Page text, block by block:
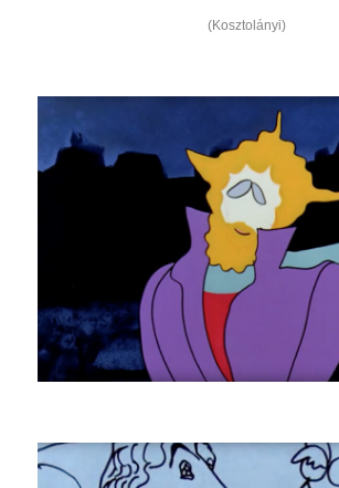
(Kosztolányi)